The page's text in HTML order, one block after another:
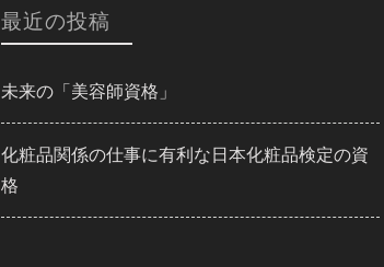
最近の投稿
未来の「美容師資格」
化粧品関係の仕事に有利な日本化粧品検定の資
格